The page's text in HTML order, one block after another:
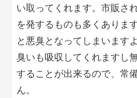
い取ってくれます。市販さ
を発するものも多くありま
と悪臭となってしまいます
臭いも吸収してくれますし
することが出来るので、常
ん。